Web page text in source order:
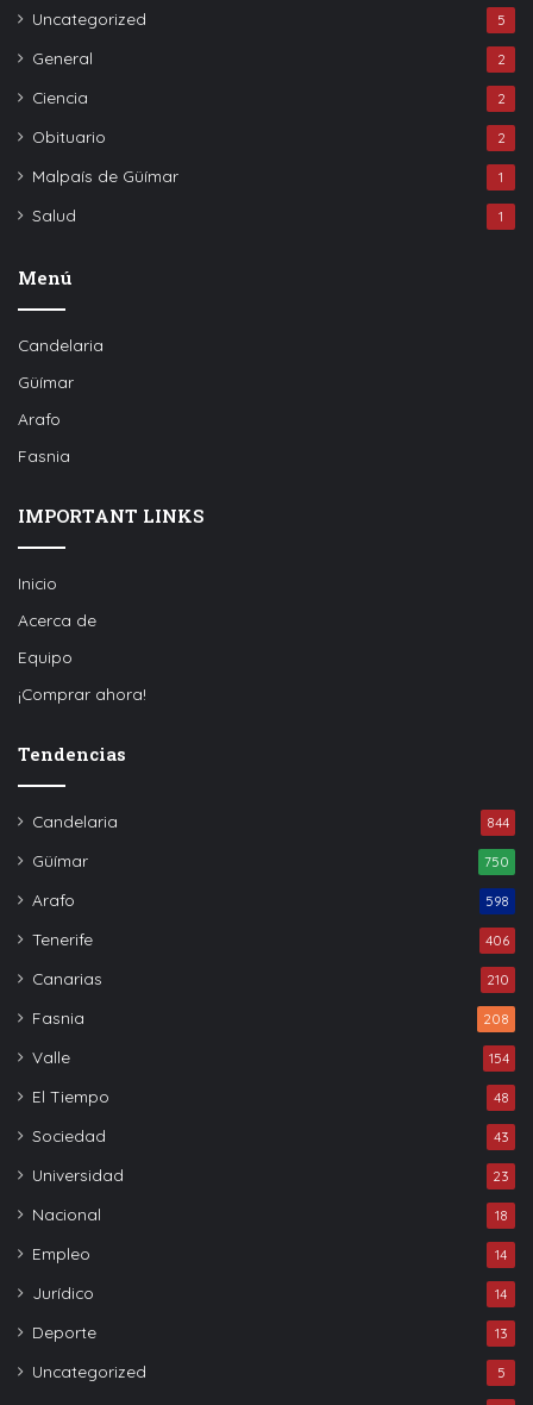
Uncategorized 5
General 2
Ciencia 2
Obituario 2
Malpaís de Güímar 1
Salud 1
Menú
Candelaria
Güímar
Arafo
Fasnia
IMPORTANT LINKS
Inicio
Acerca de
Equipo
¡Comprar ahora!
Tendencias
Candelaria 844
Güímar 750
Arafo 598
Tenerife 406
Canarias 210
Fasnia 208
Valle 154
El Tiempo 48
Sociedad 43
Universidad 23
Nacional 18
Empleo 14
Jurídico 14
Deporte 13
Uncategorized 5